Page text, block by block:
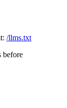
/llms.txt
before